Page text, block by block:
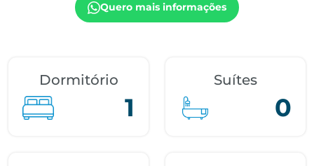
Quero mais informações
Dormitório
1
Suítes
0